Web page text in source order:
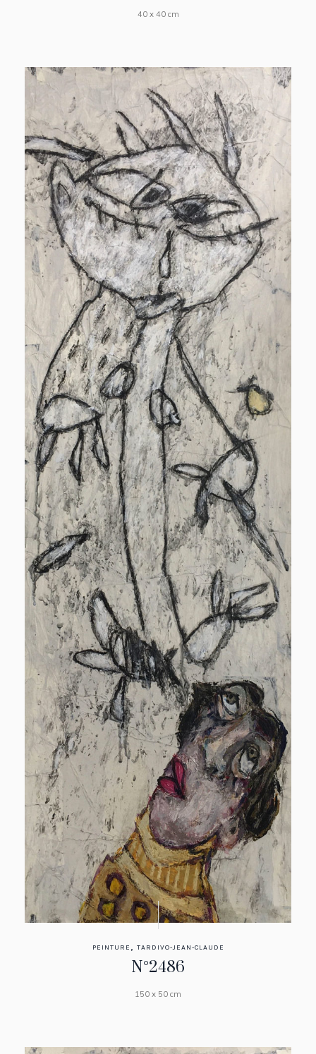
40 x 40 cm
PEINTURE , TARDIVO-JEAN-CLAUDE
N°2486
150 x 50 cm